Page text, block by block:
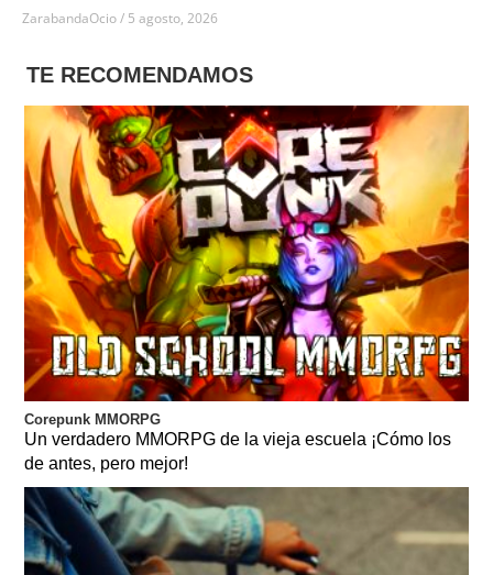
ZarabandaOcio 5 agosto, 2026
TE RECOMENDAMOS
Corepunk MMORPG
Un verdadero MMORPG de la vieja escuela ¡Cómo los
de antes, pero mejor!